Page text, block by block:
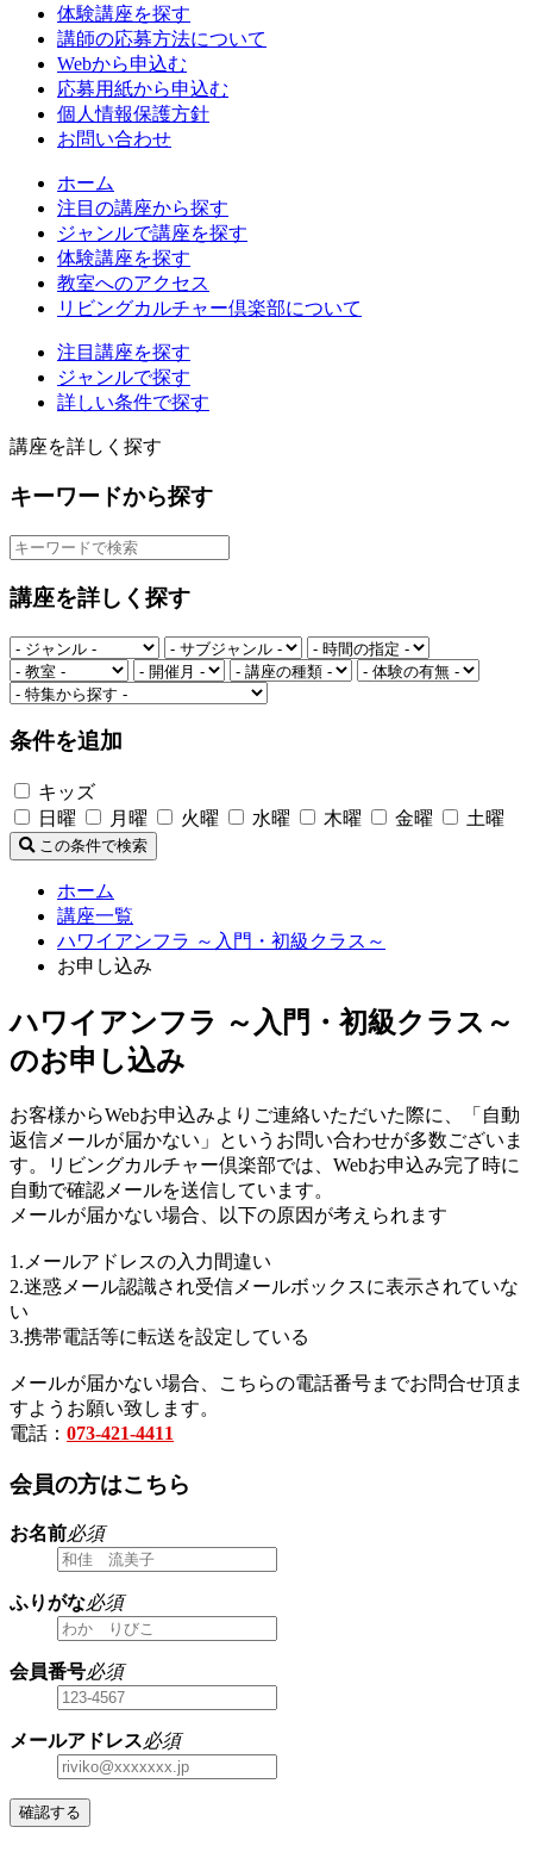
体験講座を探す
講師の応募方法について
Webから申込む
応募用紙から申込む
個人情報保護方針
お問い合わせ
ホーム
注目の講座から探す
ジャンルで講座を探す
体験講座を探す
教室へのアクセス
リビングカルチャー倶楽部について
注目講座を探す
ジャンルで探す
詳しい条件で探す
講座を詳しく探す
キーワードから探す
講座を詳しく探す
条件を追加
キッズ
日曜
月曜 火曜 水曜 木曜 金曜 土曜
この条件で検索
ホーム
講座一覧
ハワイアンフラ ～入門・初級クラス～
お申し込み
ハワイアンフラ ～入門・初級クラス～
のお申し込み
お客様からWebお申込みよりご連絡いただいた際に、「自動
返信メールが届かない」というお問い合わせが多数ございま
す。リビングカルチャー倶楽部では、Webお申込み完了時に
自動で確認メールを送信しています。
メールが届かない場合、以下の原因が考えられます
1.メールアドレスの入力間違い
2.迷惑メール認識され受信メールボックスに表示されていな
い
3.携帯電話等に転送を設定している
メールが届かない場合、こちらの電話番号までお問合せ頂ま
すようお願い致します。
電話： 073-421-4411
会員の方はこちら
お名前必須
ふりがな必須
会員番号必須
メールアドレス必須
確認する